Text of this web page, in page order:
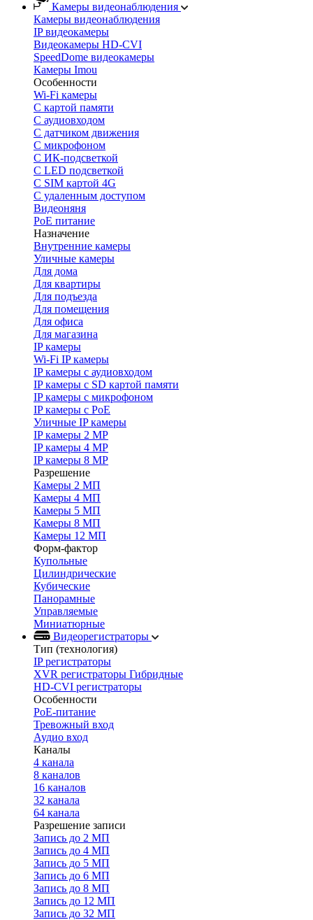
Камеры видеонаблюдения
Камеры видеонаблюдения
IP видеокамеры
Видеокамеры HD-CVI
SpeedDome видеокамеры
Камеры Imou
Особенности
Wi-Fi камеры
С картой памяти
С аудиовходом
С датчиком движения
С микрофоном
С ИК-подсветкой
С LED подсветкой
C SIM картой 4G
C удаленным доступом
Видеоняня
PoE питание
Назначение
Внутренние камеры
Уличные камеры
Для дома
Для квартиры
Для подъезда
Для помещения
Для офиса
Для магазина
IP камеры
Wi-Fi IP камеры
IP камеры с аудиовходом
IP камеры с SD картой памяти
IP камеры с микрофоном
IP камеры с PoE
Уличные IP камеры
IP камеры 2 MP
IP камеры 4 MP
IP камеры 8 MP
Разрешение
Камеры 2 МП
Камеры 4 МП
Камеры 5 МП
Камеры 8 МП
Камеры 12 МП
Форм-фактор
Купольные
Цилиндрические
Кубические
Панорамные
Управляемые
Миниатюрные
Видеорегистраторы
Тип (технология)
IP регистраторы
XVR регистраторы Гибридные
HD-CVI регистраторы
Особенности
PoE-питание
Тревожный вход
Аудио вход
Каналы
4 канала
8 каналов
16 каналов
32 канала
64 канала
Разрешение записи
Запись до 2 МП
Запись до 4 МП
Запись до 5 МП
Запись до 6 МП
Запись до 8 МП
Запись до 12 МП
Запись до 32 МП